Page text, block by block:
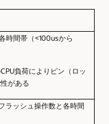
時間帯（<100usから
負荷によりピン（ロッ
がある
ラッシュ操作数と各時間